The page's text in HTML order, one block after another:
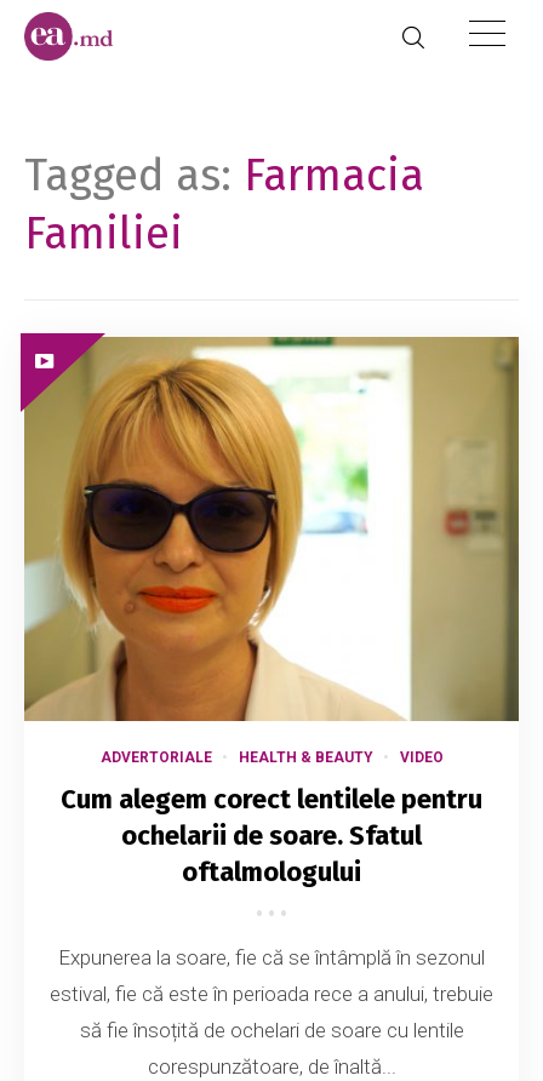
Tagged as: Farmacia
Familiei
ADVERTORIALE HEALTH & BEAUTY VIDEO
Cum alegem corect lentilele pentru
ochelarii de soare. Sfatul
oftalmologului
Expunerea la soare, fie că se întâmplă în sezonul
estival, fie că este în perioada rece a anului, trebuie
să fie însoțită de ochelari de soare cu lentile
corespunzătoare, de înaltă...